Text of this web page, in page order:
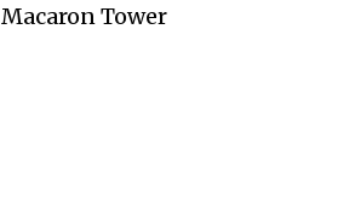
Macaron Tower